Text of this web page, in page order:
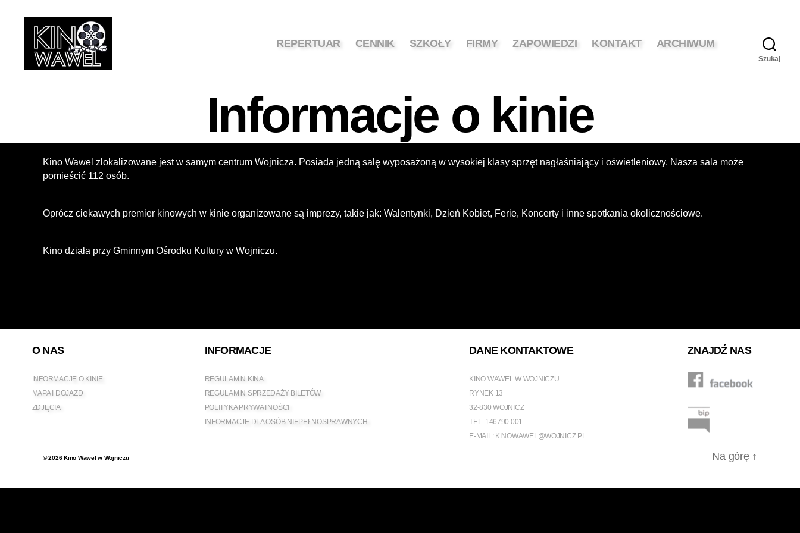
REPERTUAR CENNIK SZKOŁY FIRMY ZAPOWIEDZI KONTAKT ARCHIWUM
Szukaj
Informacje o kinie
Kino Wawel zlokalizowane jest w samym centrum Wojnicza. Posiada jedną salę wyposażoną w wysokiej klasy sprzęt nagłaśniający i oświetleniowy. Nasza sala może
pomieścić 112 osób.
Oprócz ciekawych premier kinowych w kinie organizowane są imprezy, takie jak: Walentynki, Dzień Kobiet, Ferie, Koncerty i inne spotkania okolicznościowe.
Kino działa przy Gminnym Ośrodku Kultury w Wojniczu.
O NAS
INFORMACJE O KINIE
MAPA I DOJAZD
ZDJĘCIA
INFORMACJE
REGULAMIN KINA
REGULAMIN SPRZEDAŻY BILETÓW
POLITYKA PRYWATNOŚCI
INFORMACJE DLA OSÓB NIEPEŁNOSPRAWNYCH
DANE KONTAKTOWE
KINO WAWEL W WOJNICZU
RYNEK 13
32-830 WOJNICZ
TEL. 146790 001
E-MAIL: KINOWAWEL@WOJNICZ.PL
ZNAJDŹ NAS
© 2026Kino Wawel w Wojniczu Na górę ↑